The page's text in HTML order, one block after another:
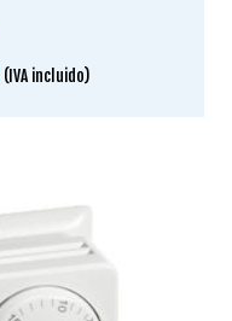
El
(IVA incluido)